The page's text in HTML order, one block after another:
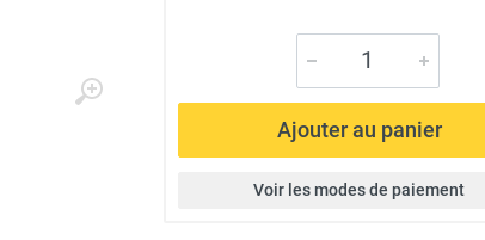
Ajouter au panier
Voir les modes de paiement